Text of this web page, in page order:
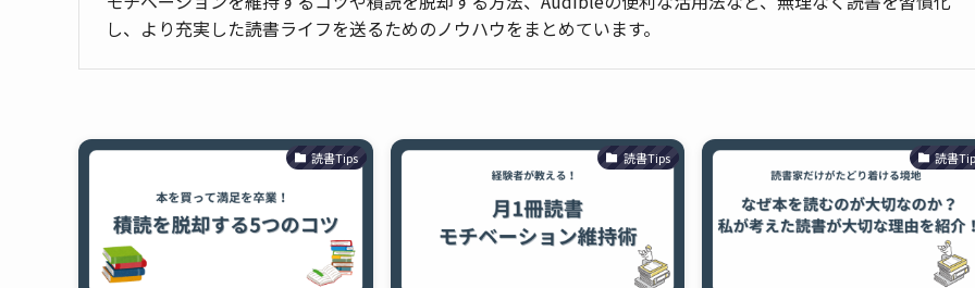
し、より充実した読書ライフを送るためのノウハウをまとめています。
読書Tips 読書Tips 読書